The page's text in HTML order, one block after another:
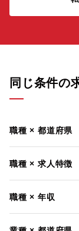
同じ条件の
職種 × 都道府県
職種 × 求人特徴
職種 × 年収